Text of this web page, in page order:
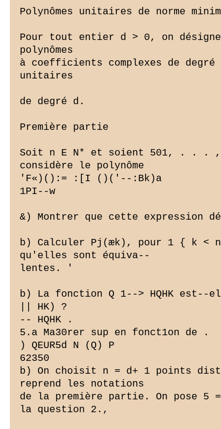
Polynômes unitaires de norme
Pour tout entier d > 0, on
polynômes
à coefficients complexes de
unitaires
de degré d.
Première partie
Soit n E N* et soient 501, . . .
considère le polynôme
'F«)():= :[I ()('--:Bk)a
1PI--w
&) Montrer que cette expression
b) Calculer Pj(æk), pour 1 { k <
qu'elles sont équiva--
lentes. '
b) La fonction Q 1--> HQHK
|| HK) ?
-- HQHK .
5.a Ma30rer sup en fonct1on de .
) QEUR5d N (Q) P
62350
b) On choisit n = d+ 1 points
reprend les notations
de la première partie. On
la question 2.,